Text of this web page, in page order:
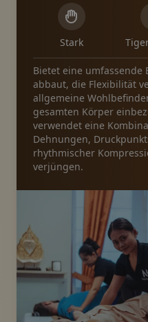
Stark
Bietet eine umfassende
abbaut, die Flexibilität
allgemeine
gesamten Körper
verwendet eine
Dehnungen,
rhythmischer
verjüngen.